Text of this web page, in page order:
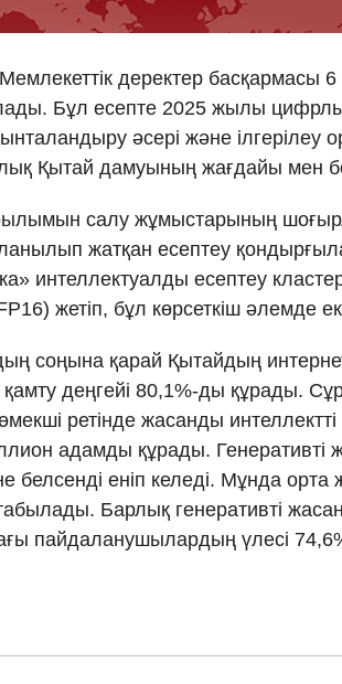
деректер
Бұл есепте 2025 жылы
әсері және ілгерілеу
Қытай дамуының жағдайы мен
салу жұмыстарының
жатқан есептеу
интеллектуалды есептеу
жетіп, бұл көрсеткіш әлемде
соңына қарай Қытайдың
деңгейі 80,1%-ды құрады.
ретінде жасанды
адамды құрады. Генеративті
белсенді еніп келеді. Мұнда
Барлық генеративті
пайдаланушылардың үлесі